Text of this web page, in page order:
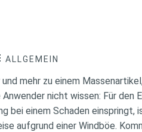
ALLGEMEIN
mehr zu einem
nicht wissen: Für
bei einem Schaden einspringt,
aufgrund einer Windböe.